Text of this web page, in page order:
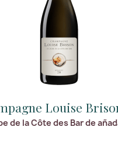
Louise
de la Côte des Bar de